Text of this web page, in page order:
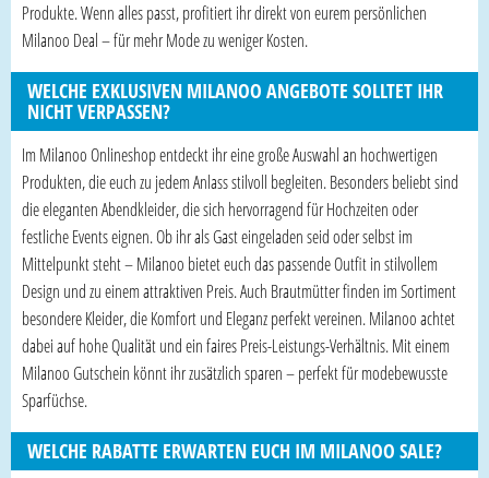
Produkte. Wenn alles passt, profitiert ihr direkt von eurem persönlichen
Milanoo Deal – für mehr Mode zu weniger Kosten.
WELCHE EXKLUSIVEN MILANOO ANGEBOTE SOLLTET IHR
NICHT VERPASSEN?
Im Milanoo Onlineshop entdeckt ihr eine große Auswahl an hochwertigen
Produkten, die euch zu jedem Anlass stilvoll begleiten. Besonders beliebt sind
die eleganten Abendkleider, die sich hervorragend für Hochzeiten oder
festliche Events eignen. Ob ihr als Gast eingeladen seid oder selbst im
Mittelpunkt steht – Milanoo bietet euch das passende Outfit in stilvollem
Design und zu einem attraktiven Preis. Auch Brautmütter finden im Sortiment
besondere Kleider, die Komfort und Eleganz perfekt vereinen. Milanoo achtet
dabei auf hohe Qualität und ein faires Preis-Leistungs-Verhältnis. Mit einem
Milanoo Gutschein könnt ihr zusätzlich sparen – perfekt für modebewusste
Sparfüchse.
WELCHE RABATTE ERWARTEN EUCH IM MILANOO SALE?